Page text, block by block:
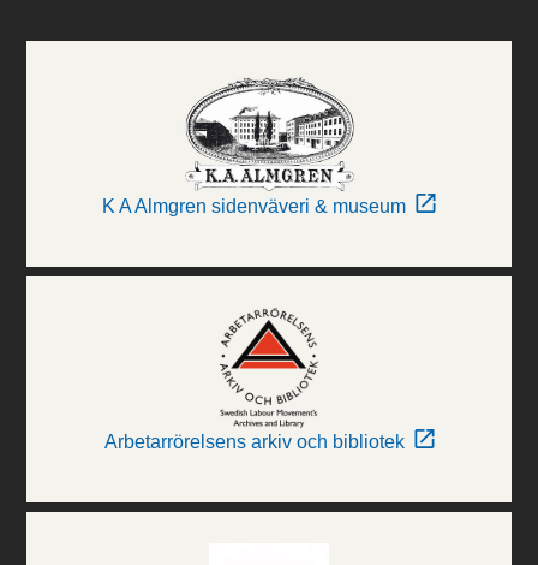
K A Almgren sidenväveri & museum
Arbetarrörelsens arkiv och bibliotek